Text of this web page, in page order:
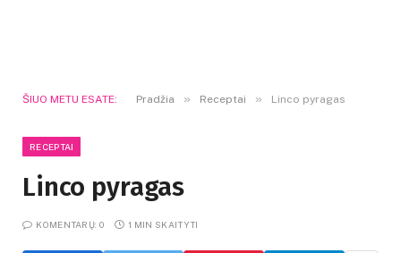
ŠIUO METU ESATE: Pradžia » Receptai » Linco pyragas
RECEPTAI
Linco pyragas
KOMENTARŲ: 0 1 MIN SKAITYTI